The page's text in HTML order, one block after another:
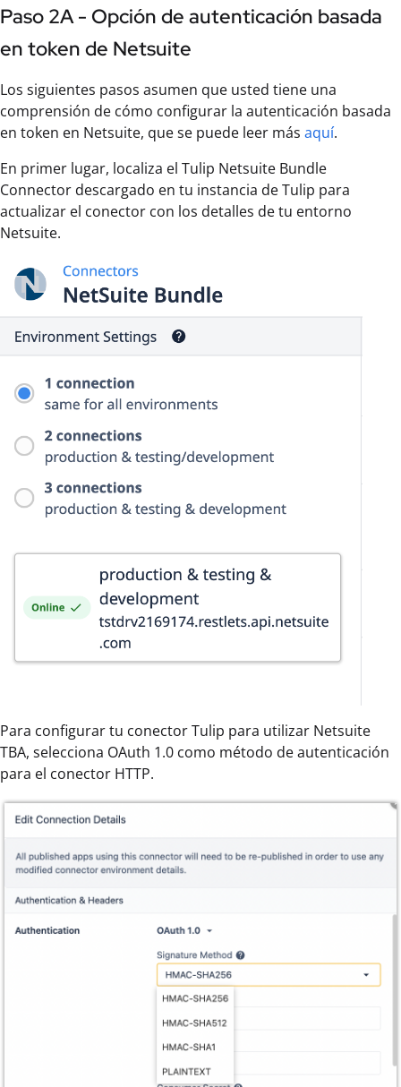
Paso 2A - Opción de autenticación basada
en token de Netsuite
Los siguientes pasos asumen que usted tiene una
comprensión de cómo configurar la autenticación basada
en token en Netsuite, que se puede leer más aquí.
En primer lugar, localiza el Tulip Netsuite Bundle
Connector descargado en tu instancia de Tulip para
actualizar el conector con los detalles de tu entorno
Netsuite.
Para configurar tu conector Tulip para utilizar Netsuite
TBA, selecciona OAuth 1.0 como método de autenticación
para el conector HTTP.